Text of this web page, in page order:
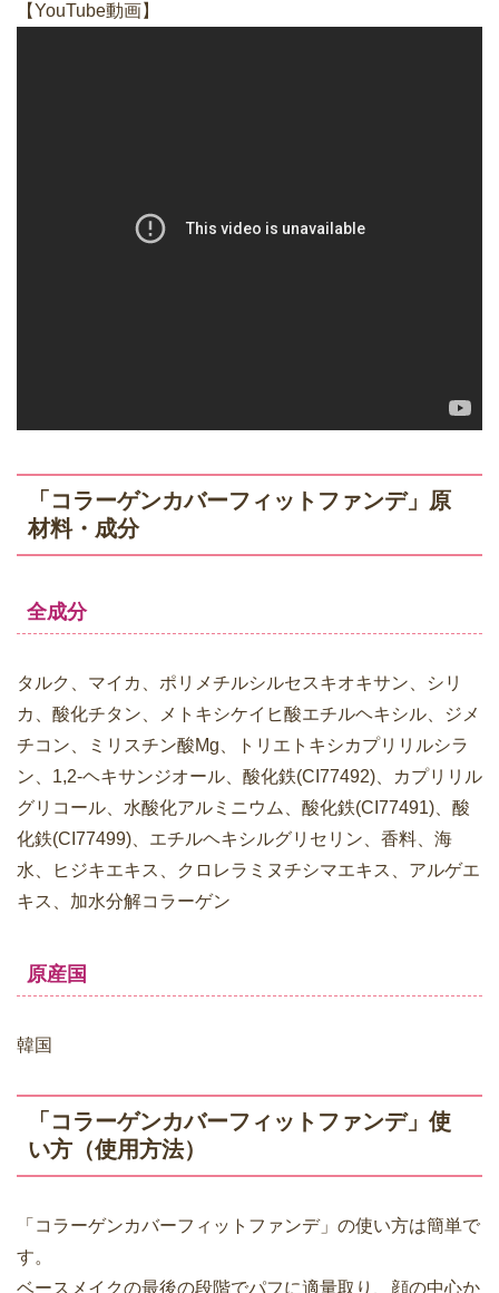
【YouTube動画】
「コラーゲンカバーフィットファンデ」原
材料・成分
全成分
タルク、マイカ、ポリメチルシルセスキオキサン、シリ
カ、酸化チタン、メトキシケイヒ酸エチルヘキシル、ジメ
チコン、ミリスチン酸Mg、トリエトキシカプリリルシラ
ン、1,2-ヘキサンジオール、酸化鉄(CI77492)、カプリリル
グリコール、水酸化アルミニウム、酸化鉄(CI77491)、酸
化鉄(CI77499)、エチルヘキシルグリセリン、香料、海
水、ヒジキエキス、クロレラミヌチシマエキス、アルゲエ
キス、加水分解コラーゲン
原産国
韓国
「コラーゲンカバーフィットファンデ」使
い方（使用方法）
「コラーゲンカバーフィットファンデ」の使い方は簡単で
す。
ベースメイクの最後の段階でパフに適量取り、顔の中心か